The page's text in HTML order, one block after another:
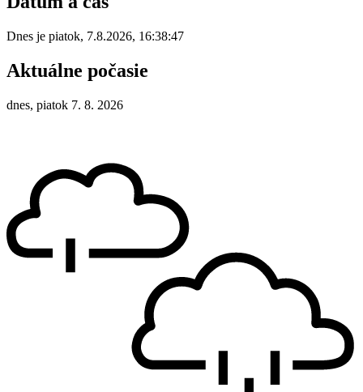
Dnes je piatok, 7.8.2026, 16:38:47
Aktuálne počasie
dnes, piatok 7. 8. 2026